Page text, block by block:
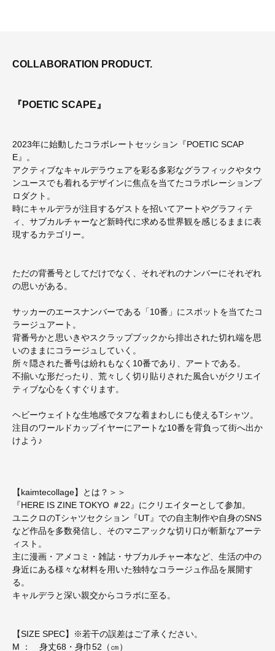
COLLABORATION PRODUCT.
『POETIC SCAPE』
2023年に始動したコラボレートセッション『POETIC SCAP
E』。
アクティブなキャルデラウェアを彩る多彩なグラフィックやタウ
ンユースでも着れるデザインに焦点を当てたコラボレーションプ
ロダクト。
時にキャルデラが注目するゲストを招いてアートやグラフィテ
ィ、サブカルチャーなど新時代に求める世界観を感じるままに表
現するカテゴリー。
ただの背番号としてだけでなく、それぞれのナンバーにそれぞれ
の思いがある。
サッカーのエースナンバーである「10番」にスポットを当てたコ
ラージュアート。
背番号かと思いきやスクラップブックから排出された切れ端を思
いのままにコラージュしていく。
所々隠された番号は紛れもなく10番であり、アートである。
不揃いな形だったり、荒々しく切り貼りされた風合いがクリエイ
ティブな心をくすぐります。
ヘビーウェイトな生地感でタフな着まわしにも使えるTシャツ。
注目のワールドカップイヤーにアートな10番を背負って街へ出か
けよう♪
【kaimtecollage】とは？＞＞
『HERE IS ZINE TOKYO ＃22』にクリエイターとして参加。
ユニクロのTシャツセクション『UT』での自主制作や自身のSNS
など作品を多数発信し、そのマニアックな切り口が斬新なアーテ
ィスト。
主に漫画・アメコミ・雑誌・サブカルチャー本など、生活の中の
身近にある様々な材料を用いた独特なコラージュ作品を展開す
る。
キャルデラと深い親交からコラボに至る。
【SIZE SPEC】※若干の誤差はご了承ください。
M ： 身丈68・身巾52（㎝）